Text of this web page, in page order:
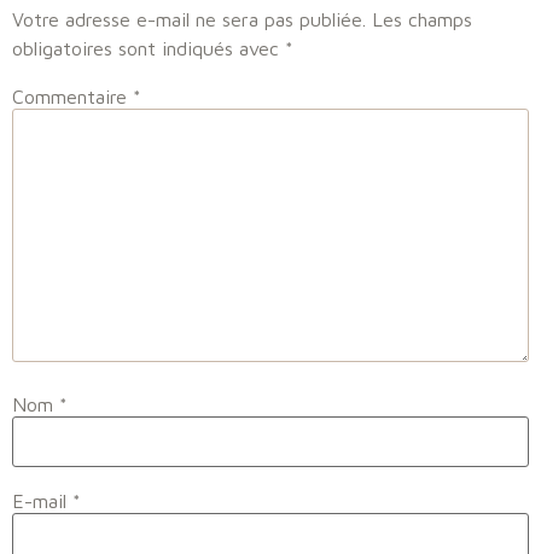
Votre adresse e-mail ne sera pas publiée. Les champs
obligatoires sont indiqués avec *
Commentaire *
Nom *
E-mail *